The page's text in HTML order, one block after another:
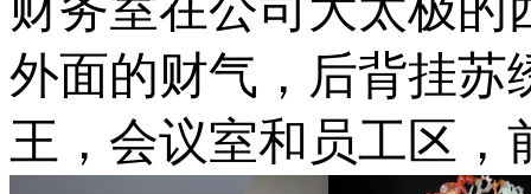
外面的财气，后背挂苏
王，会议室和员工区